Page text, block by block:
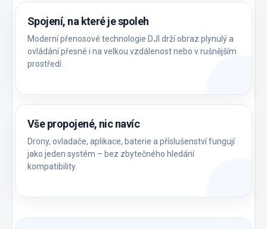
Spojení, na které je spoleh
Moderní přenosové technologie DJI drží obraz plynulý a
ovládání přesné i na velkou vzdálenost nebo v rušnějším
prostředí.
Vše propojené, nic navíc
Drony, ovladače, aplikace, baterie a příslušenství fungují
jako jeden systém – bez zbytečného hledání
kompatibility.